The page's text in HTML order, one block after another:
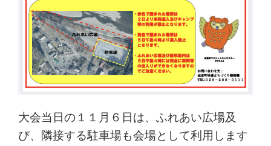
大会当日の１１月６日は、ふれあい広場及
び、隣接する駐車場も会場として利用します